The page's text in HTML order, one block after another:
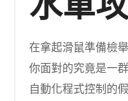
在拿起滑鼠準備檢
你面對的究竟是一
自動化程式控制的